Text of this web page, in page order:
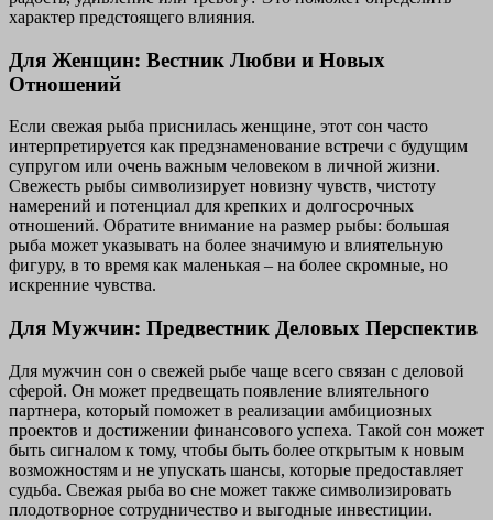
характер предстоящего влияния.
Для Женщин: Вестник Любви и Новых
Отношений
Если свежая рыба приснилась женщине, этот сон часто
интерпретируется как предзнаменование встречи с будущим
супругом или очень важным человеком в личной жизни.
Свежесть рыбы символизирует новизну чувств, чистоту
намерений и потенциал для крепких и долгосрочных
отношений. Обратите внимание на размер рыбы: большая
рыба может указывать на более значимую и влиятельную
фигуру, в то время как маленькая – на более скромные, но
искренние чувства.
Для Мужчин: Предвестник Деловых Перспектив
Для мужчин сон о свежей рыбе чаще всего связан с деловой
сферой. Он может предвещать появление влиятельного
партнера, который поможет в реализации амбициозных
проектов и достижении финансового успеха. Такой сон может
быть сигналом к тому, чтобы быть более открытым к новым
возможностям и не упускать шансы, которые предоставляет
судьба. Свежая рыба во сне может также символизировать
плодотворное сотрудничество и выгодные инвестиции.